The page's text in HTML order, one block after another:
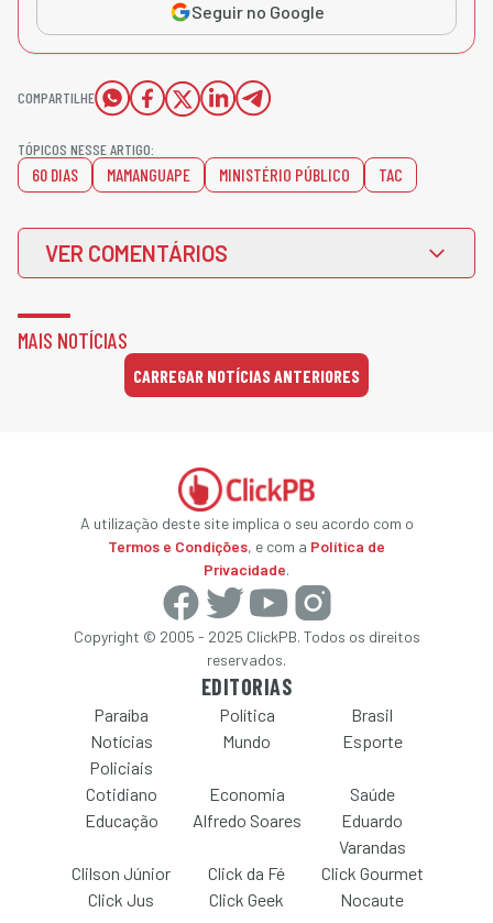
Seguir no Google
COMPARTILHE
TÓPICOS NESSE ARTIGO:
60 DIAS MAMANGUAPE MINISTÉRIO PÚBLICO TAC
VER COMENTÁRIOS
MAIS NOTÍCIAS
CARREGAR NOTÍCIAS ANTERIORES
A utilização deste site implica o seu acordo com o
Termos e Condições, e com a Política de
Privacidade.
Copyright © 2005 - 2025 ClickPB. Todos os direitos
reservados.
EDITORIAS
Paraíba Política
Brasil
Notícias
Policiais
Mundo Esporte
Cotidiano Economia
Saúde
Educação
Alfredo Soares
Eduardo
Varandas
Clilson Júnior
Click da Fé
Click Gourmet
Click Jus
Click Geek Nocaute